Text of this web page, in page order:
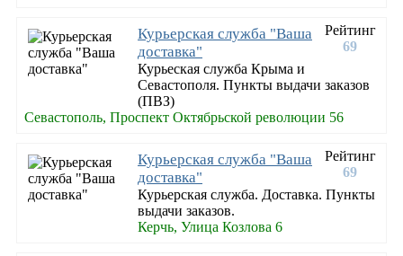
Рейтинг
69
Курьерская служба "Ваша
доставка"
Курьеская служба Крыма и
Севастополя. Пункты выдачи заказов
(ПВЗ)
Севастополь, Проспект Октябрьской революции 56
Рейтинг
69
Курьерская служба "Ваша
доставка"
Курьерская служба. Доставка. Пункты
выдачи заказов.
Керчь, Улица Козлова 6